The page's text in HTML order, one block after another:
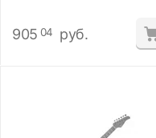
905 04 руб.